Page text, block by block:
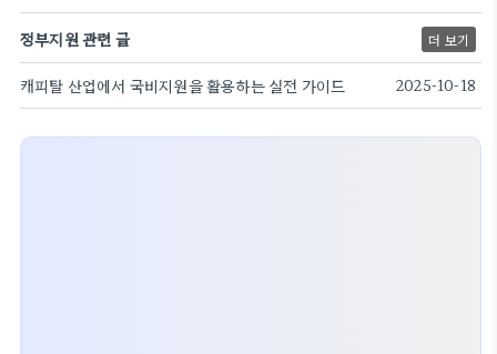
정부지원 관련 글 더 보기
캐피탈 산업에서 국비지원을 활용하는 실전 가이드 2025-10-18